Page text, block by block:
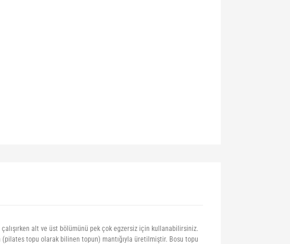
alt ve üst bölümünü pek çok egzersiz için kullanabilirsiniz.
(pilates topu olarak bilinen topun) mantığıyla üretilmiştir. Bosu topu